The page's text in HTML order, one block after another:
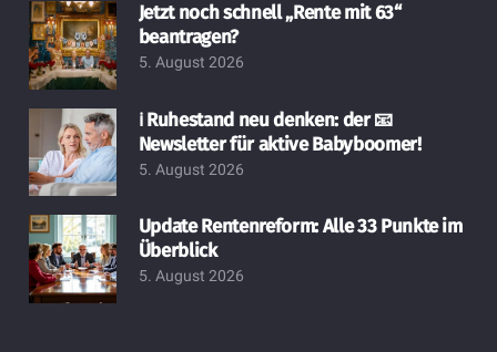
Jetzt noch schnell „Rente mit 63“
beantragen?
5. August 2026
ℹ️ Ruhestand neu denken: der 📧
Newsletter für aktive Babyboomer!
5. August 2026
Update Rentenreform: Alle 33 Punkte im
Überblick
5. August 2026